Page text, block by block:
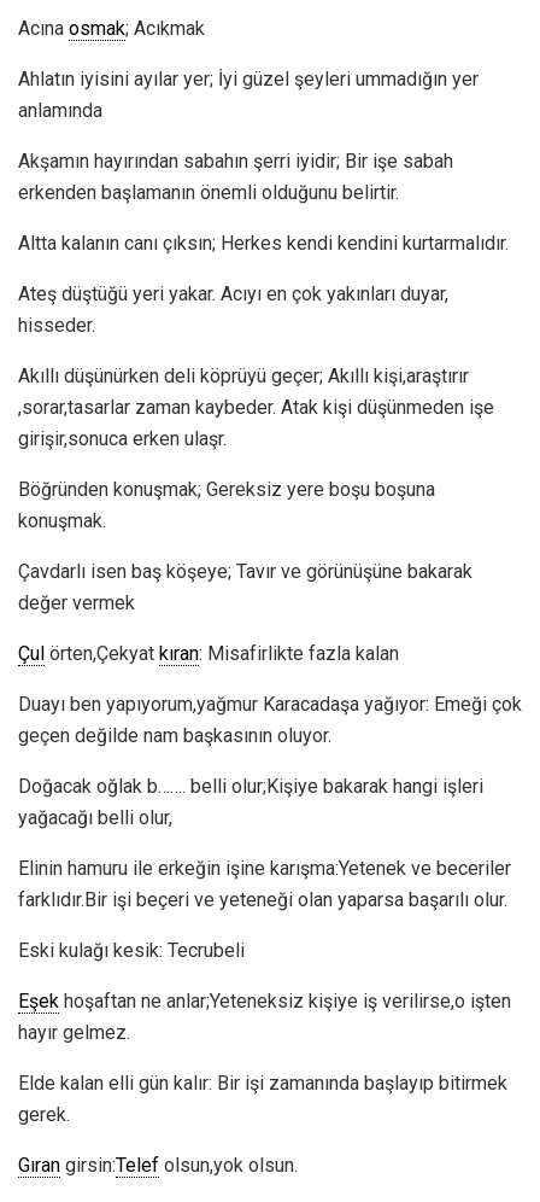
Acına osmak; Acıkmak
Ahlatın iyisini ayılar yer; İyi güzel şeyleri ummadığın yer
anlamında
Akşamın hayırından sabahın şerri iyidir; Bir işe sabah
erkenden başlamanın önemli olduğunu belirtir.
Altta kalanın canı çıksın; Herkes kendi kendini kurtarmalıdır.
Ateş düştüğü yeri yakar. Acıyı en çok yakınları duyar,
hisseder.
Akıllı düşünürken deli köprüyü geçer; Akıllı kişi,araştırır
,sorar,tasarlar zaman kaybeder. Atak kişi düşünmeden işe
girişir,sonuca erken ulaşr.
Böğründen konuşmak; Gereksiz yere boşu boşuna
konuşmak.
Çavdarlı isen baş köşeye; Tavır ve görünüşüne bakarak
değer vermek
Çul örten,Çekyat kıran: Misafirlikte fazla kalan
Duayı ben yapıyorum,yağmur Karacadaşa yağıyor: Emeği çok
geçen değilde nam başkasının oluyor.
Doğacak oğlak b……. belli olur;Kişiye bakarak hangi işleri
yağacağı belli olur,
Elinin hamuru ile erkeğin işine karışma:Yetenek ve beceriler
farklıdır.Bir işi beçeri ve yeteneği olan yaparsa başarılı olur.
Eski kulağı kesik: Tecrubeli
Eşek hoşaftan ne anlar;Yeteneksiz kişiye iş verilirse,o işten
hayır gelmez.
Elde kalan elli gün kalır: Bir işi zamanında başlayıp bitirmek
gerek.
Gıran girsin:Telef olsun,yok olsun.